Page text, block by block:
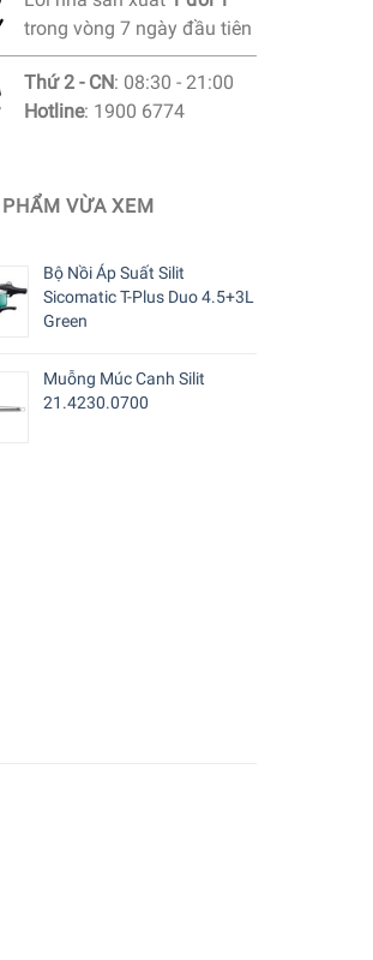
trong vòng 7 ngày đầu tiên
Thứ 2 - CN: 08:30 - 21:00
Hotline: 1900 6774
VỪA XEM
Bộ Nồi Áp Suất Silit
Sicomatic T-Plus Duo 4.5+3L
Green
Muỗng Múc Canh Silit
21.4230.0700